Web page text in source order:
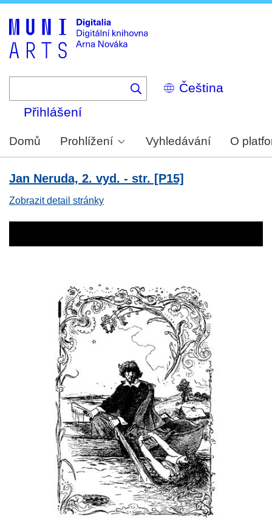
Select
your
Přihlášení
Domů Prohlížení Vyhledávání O
Jan Neruda, 2. vyd. - str. [P15]
Zobrazit detail stránky